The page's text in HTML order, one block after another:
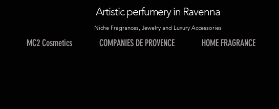
Artistic perfumery in Ravenna
Niche Fragrances, Jewelry and Luxury Accessories
MC2 Cosmetics COMPANIES DE PROVENCE HOME FRAGRANCE